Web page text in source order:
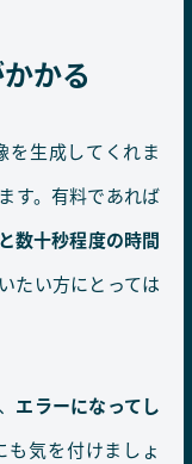
かる
を生成してくれま
す。有料であれば
数十秒程度の時間
たい方にとっては
エラーになってし
も気を付けましょ